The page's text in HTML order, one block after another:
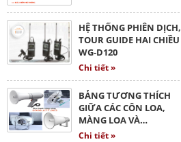
HỆ THỐNG PHIÊN DỊCH,
TOUR GUIDE HAI CHIỀU
WG-D120
Chi tiết »
BẢNG TƯƠNG THÍCH
GIỮA CÁC CÔN LOA,
MÀNG LOA VÀ…
Chi tiết »